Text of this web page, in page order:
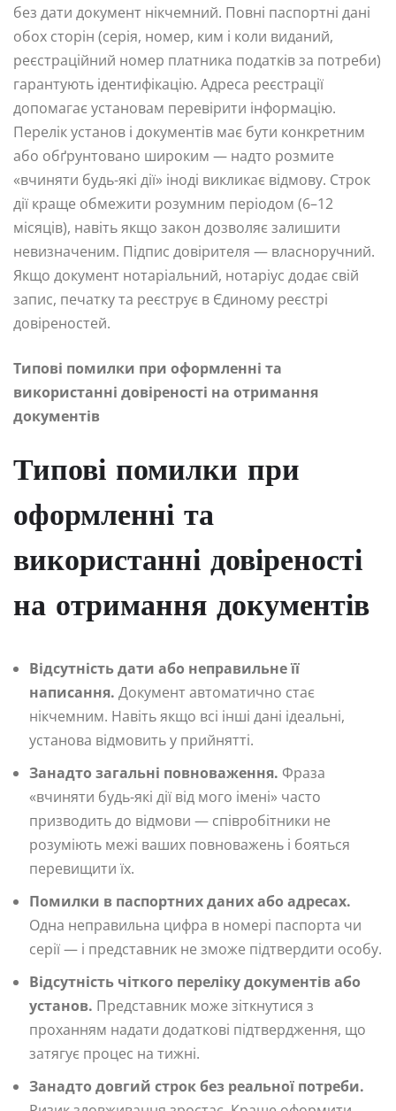
без дати документ нікчемний. Повні паспортні дані
обох сторін (серія, номер, ким і коли виданий,
реєстраційний номер платника податків за потреби)
гарантують ідентифікацію. Адреса реєстрації
допомагає установам перевірити інформацію.
Перелік установ і документів має бути конкретним
або обґрунтовано широким — надто розмите
«вчиняти будь-які дії» іноді викликає відмову. Строк
дії краще обмежити розумним періодом (6–12
місяців), навіть якщо закон дозволяє залишити
невизначеним. Підпис довірителя — власноручний.
Якщо документ нотаріальний, нотаріус додає свій
запис, печатку та реєструє в Єдиному реєстрі
довіреностей.
Типові помилки при оформленні та
використанні довіреності на отримання
документів
Типові помилки при
оформленні та
використанні довіреності
на отримання документів
Відсутність дати або неправильне її
написання. Документ автоматично стає
нікчемним. Навіть якщо всі інші дані ідеальні,
установа відмовить у прийнятті.
Занадто загальні повноваження. Фраза
«вчиняти будь-які дії від мого імені» часто
призводить до відмови — співробітники не
розуміють межі ваших повноважень і бояться
перевищити їх.
Помилки в паспортних даних або адресах.
Одна неправильна цифра в номері паспорта чи
серії — і представник не зможе підтвердити особу.
Відсутність чіткого переліку документів або
установ. Представник може зіткнутися з
проханням надати додаткові підтвердження, що
затягує процес на тижні.
Занадто довгий строк без реальної потреби.